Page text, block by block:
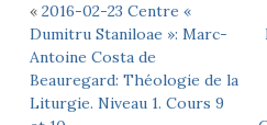
« 2016-02-23 Centre «
Dumitru Staniloae »: Marc-
Antoine Costa de
Beauregard: Théologie de la
Liturgie. Niveau 1. Cours 9